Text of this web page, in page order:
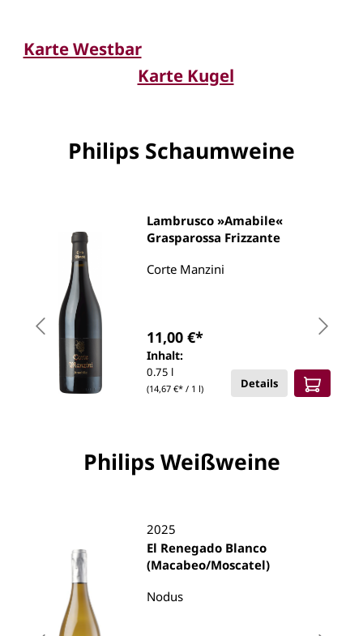
Karte Westbar
Karte Kugel
Philips Schaumweine
Lambrusco »Amabile«
Grasparossa Frizzante
Corte Manzini
Inhalt:
0.75 l
(14,67 €* / 1 l)
11,00 €*
Details
Philips Weißweine
2025
El Renegado Blanco
(Macabeo/Moscatel)
Nodus